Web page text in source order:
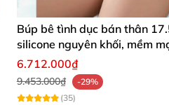
Búp bê tình dục bán thân
silicone nguyên khối, mềm
thật, chất lượng cao
6.712.000₫
9.453.000₫
-29%
(35)